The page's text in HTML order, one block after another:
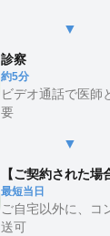
▼
診察
約5分
ビデオ通話で医
要
▼
【ご契約された場
最短当日
ご自宅以外に、コ
送可